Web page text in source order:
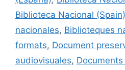
o
o
k
y
n
Biblioteca Nacional (Spain)
nacionales, Biblioteques
formats, Document
audiovisuales,